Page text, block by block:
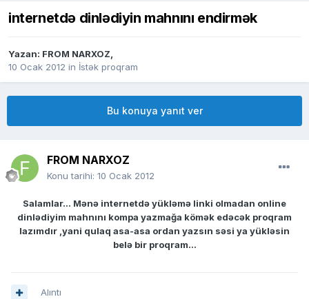
internetdə dinlədiyin mahnını endirmək
Yazan: FROM NARXOZ,
10 Ocak 2012 in İstək proqram
Bu konuya yanıt ver
FROM NARXOZ
Konu tarihi: 10 Ocak 2012
Salamlar... Mənə internetdə yükləmə linki olmadan online
dinlədiyim mahnını kompa yazmağa kömək edəcək proqram
lazımdır ,yani qulaq asa-asa ordan yazsın səsi ya yükləsin
belə bir proqram...
Alıntı